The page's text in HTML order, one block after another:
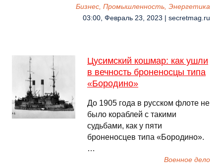
Бизнес, Промышленность, Энергетика
03:00, Февраль 23, 2023 | secretmag.ru
Цусимский кошмар: как ушли
в вечность броненосцы типа
«Бородино»
До 1905 года в русском флоте не
было кораблей с такими
судьбами, как у пяти
броненосцев типа «Бородино».
…
Военное дело